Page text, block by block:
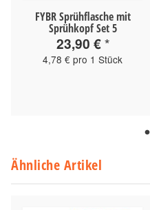
FYBR Sprühflasche mit
Sprühkopf Set 5
23,90 €*
4,78 € pro 1 Stück
Ähnliche Artikel